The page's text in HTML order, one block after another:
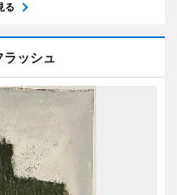
る
ラッシュ